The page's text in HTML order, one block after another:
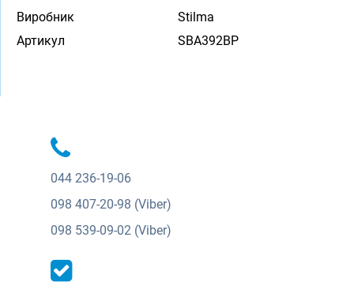
Виробник
Stilma
Артикул
SBA392BP
044 236-19-06
098 407-20-98 (Viber)
098 539-09-02 (Viber)